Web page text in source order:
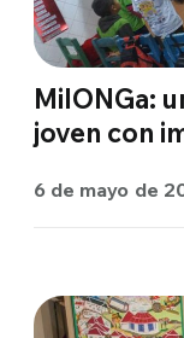
MilONGa:
joven con
6 de mayo de